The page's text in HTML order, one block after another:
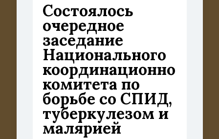
Состоялось
очередное
заседание
Национального
координационно
комитета по
борьбе со СПИД,
туберкулезом и
малярией